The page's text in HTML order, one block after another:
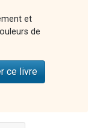
et
de
ce livre